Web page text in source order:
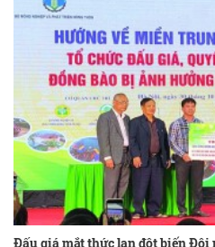
Đấu giá mắt thức lan đột biến Đôi